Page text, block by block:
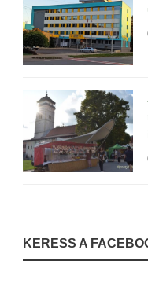
KERESS A